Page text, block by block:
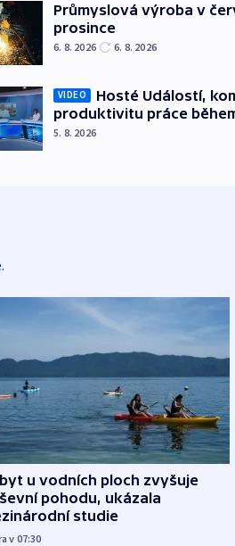
Průmyslová výroba v
prosince
6. 8. 2026 6. 8. 2026
VIDEO
Hosté Událostí,
produktivitu práce
5. 8. 2026
u vodních ploch zvyšuje
pohodu, ukázala
studie
v 07:30